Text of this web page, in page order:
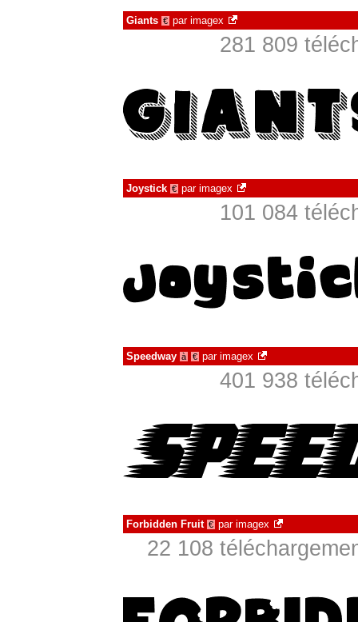
Giants € par imagex
281 809
Joystick € par imagex
101 084
Speedway à € par imagex
401 938
Forbidden Fruit € par imagex
22 108